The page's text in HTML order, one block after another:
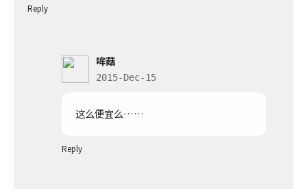
Reply
哞菇
2015-Dec-15
这么便宜么……
Reply